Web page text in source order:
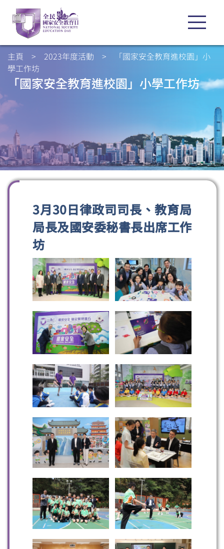
主頁 > 2023年度活動 >
「國家安全教育進校園」小
學工作坊
「國家安全教育進校園」小學工作坊
3月30日律政司司長、教育局
局長及國安委秘書長出席工作
坊